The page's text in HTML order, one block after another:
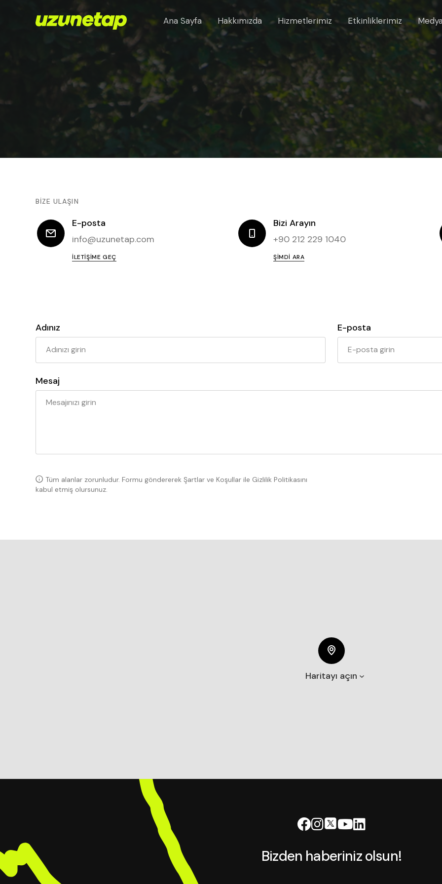
Ana Sayfa Hakkımızda Hizmetlerimiz Etkinliklerimiz
BİZE ULAŞIN
E-posta
info@uzunetap.com
İLETIŞIME GEÇ
Bizi Arayın
+90 212 229 1040
ŞIMDI ARA
Adınız E-posta
Mesaj
Tüm alanlar zorunludur. Formu göndererek Şartlar ve Koşullar ile Gizlilik Politikasını
kabul etmiş olursunuz.
Haritayı açın
Bizden haberiniz olsun!